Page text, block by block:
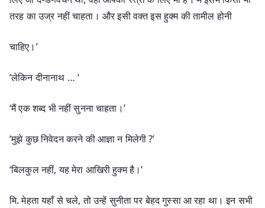
तरह का उज्र नहीं चाहता। और इसी वक्त इस हुक्म की तामील होनी
चाहिए।’
‘लेकिन दीनानाथ … ‘
‘मैं एक शब्द भी नहीं सुनना चाहता।’
‘मुझे कुछ निवेदन करने की आज्ञा न मिलेगी ?’
‘बिलकुल नहीं, यह मेरा आखिरी हुक्म है।’
मि. मेहता यहाँ से चले, तो उन्हें सुनीता पर बेहद गुस्सा आ रहा था। इन सभी